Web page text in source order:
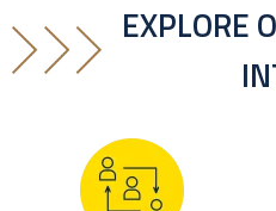
EXPLORE